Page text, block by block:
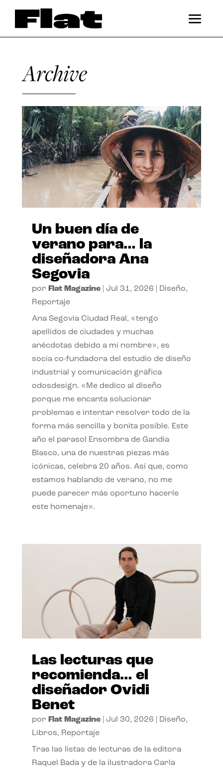
Archive
Un buen día de
verano para… la
diseñadora Ana
Segovia
por Flat Magazine| Jul 31, 2026 Diseño,
Reportaje
Ana Segovia Ciudad Real, «tengo
apellidos de ciudades y muchas
anécdotas debido a mi nombre», es
socia co-fundadora del estudio de diseño
industrial y comunicación gráfica
odosdesign. «Me dedico al diseño
porque me encanta solucionar
problemas e intentar resolver todo de la
forma más sencilla y bonita posible. Este
año el parasol Ensombra de Gandia
Blasco, una de nuestras piezas más
icónicas, celebra 20 años. Así que, como
estamos hablando de verano, no me
puede parecer más oportuno hacerle
este homenaje».
Las lecturas que
recomienda… el
diseñador Ovidi
Benet
por Flat Magazine| Jul 30, 2026 Diseño,
Libros, Reportaje
Tras las listas de lecturas de la editora
Raquel Bada y de la ilustradora Carla